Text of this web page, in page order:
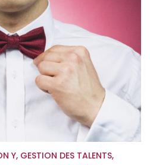
Y, GESTION DES TALENTS,